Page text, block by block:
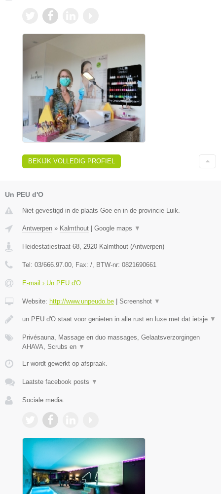
BEKIJK VOLLEDIG PROFIEL
Un PEU d'O
Niet gevestigd in de plaats Goe en in de provincie Luik.
Antwerpen » Kalmthout Google maps ▼
Heidestatiestraat 68, 2920 Kalmthout (Antwerpen)
Tel: 03/666.97.00, Fax: /, BTW-nr: 0821690661
E-mail › Un PEU d'O
Website: http://www.unpeudo.be Screenshot ▼
un PEU d'O staat voor genieten in alle rust en luxe met dat ietsje ▼
Privésauna, Massage en duo massages, Gelaatsverzorgingen
AHAVA, Scrubs en ▼
Er wordt gewerkt op afspraak.
Laatste facebook posts ▼
Sociale media: